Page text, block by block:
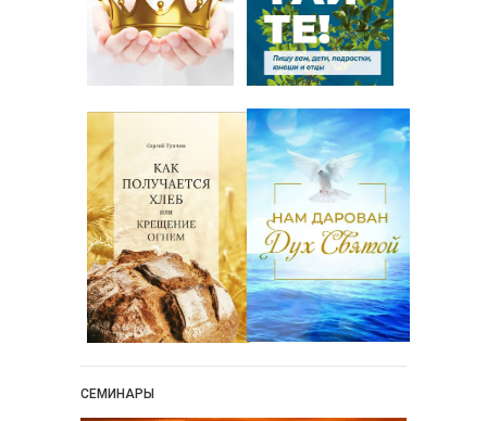
СЕМИНАРЫ